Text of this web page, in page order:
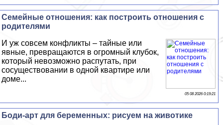
Семейные отношения: как построить отношения с
родителями
И уж совсем конфликты – тайные или
явные, превращаются в огромный клубок,
который невозможно распутать, при
сосуществовании в одной квартире или
доме...
05 08 2026 0:19:21
Боди-арт для беременных: рисуем на животике